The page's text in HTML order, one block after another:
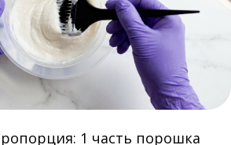
1 часть порошка